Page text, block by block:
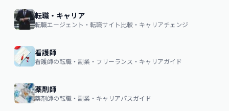
転職・キャリア
転職エージェント・転職サイト比較・キャリアチェンジ
看護師
看護師の転職・副業・フリーランス・キャリアガイド
薬剤師
薬剤師の転職・副業・キャリアパスガイド